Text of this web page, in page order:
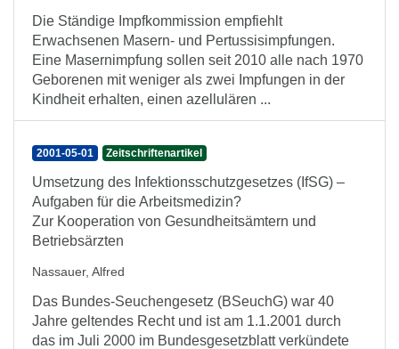
Die Ständige Impfkommission empfiehlt
Erwachsenen Masern- und Pertussisimpfungen.
Eine Masernimpfung sollen seit 2010 alle nach 1970
Geborenen mit weniger als zwei Impfungen in der
Kindheit erhalten, einen azellulären ...
2001-05-01 Zeitschriftenartikel
Umsetzung des Infektionsschutzgesetzes (IfSG) –
Aufgaben für die Arbeitsmedizin?
Zur Kooperation von Gesundheitsämtern und
Betriebsärzten
Nassauer, Alfred
Das Bundes-Seuchengesetz (BSeuchG) war 40
Jahre geltendes Recht und ist am 1.1.2001 durch
das im Juli 2000 im Bundesgesetzblatt verkündete